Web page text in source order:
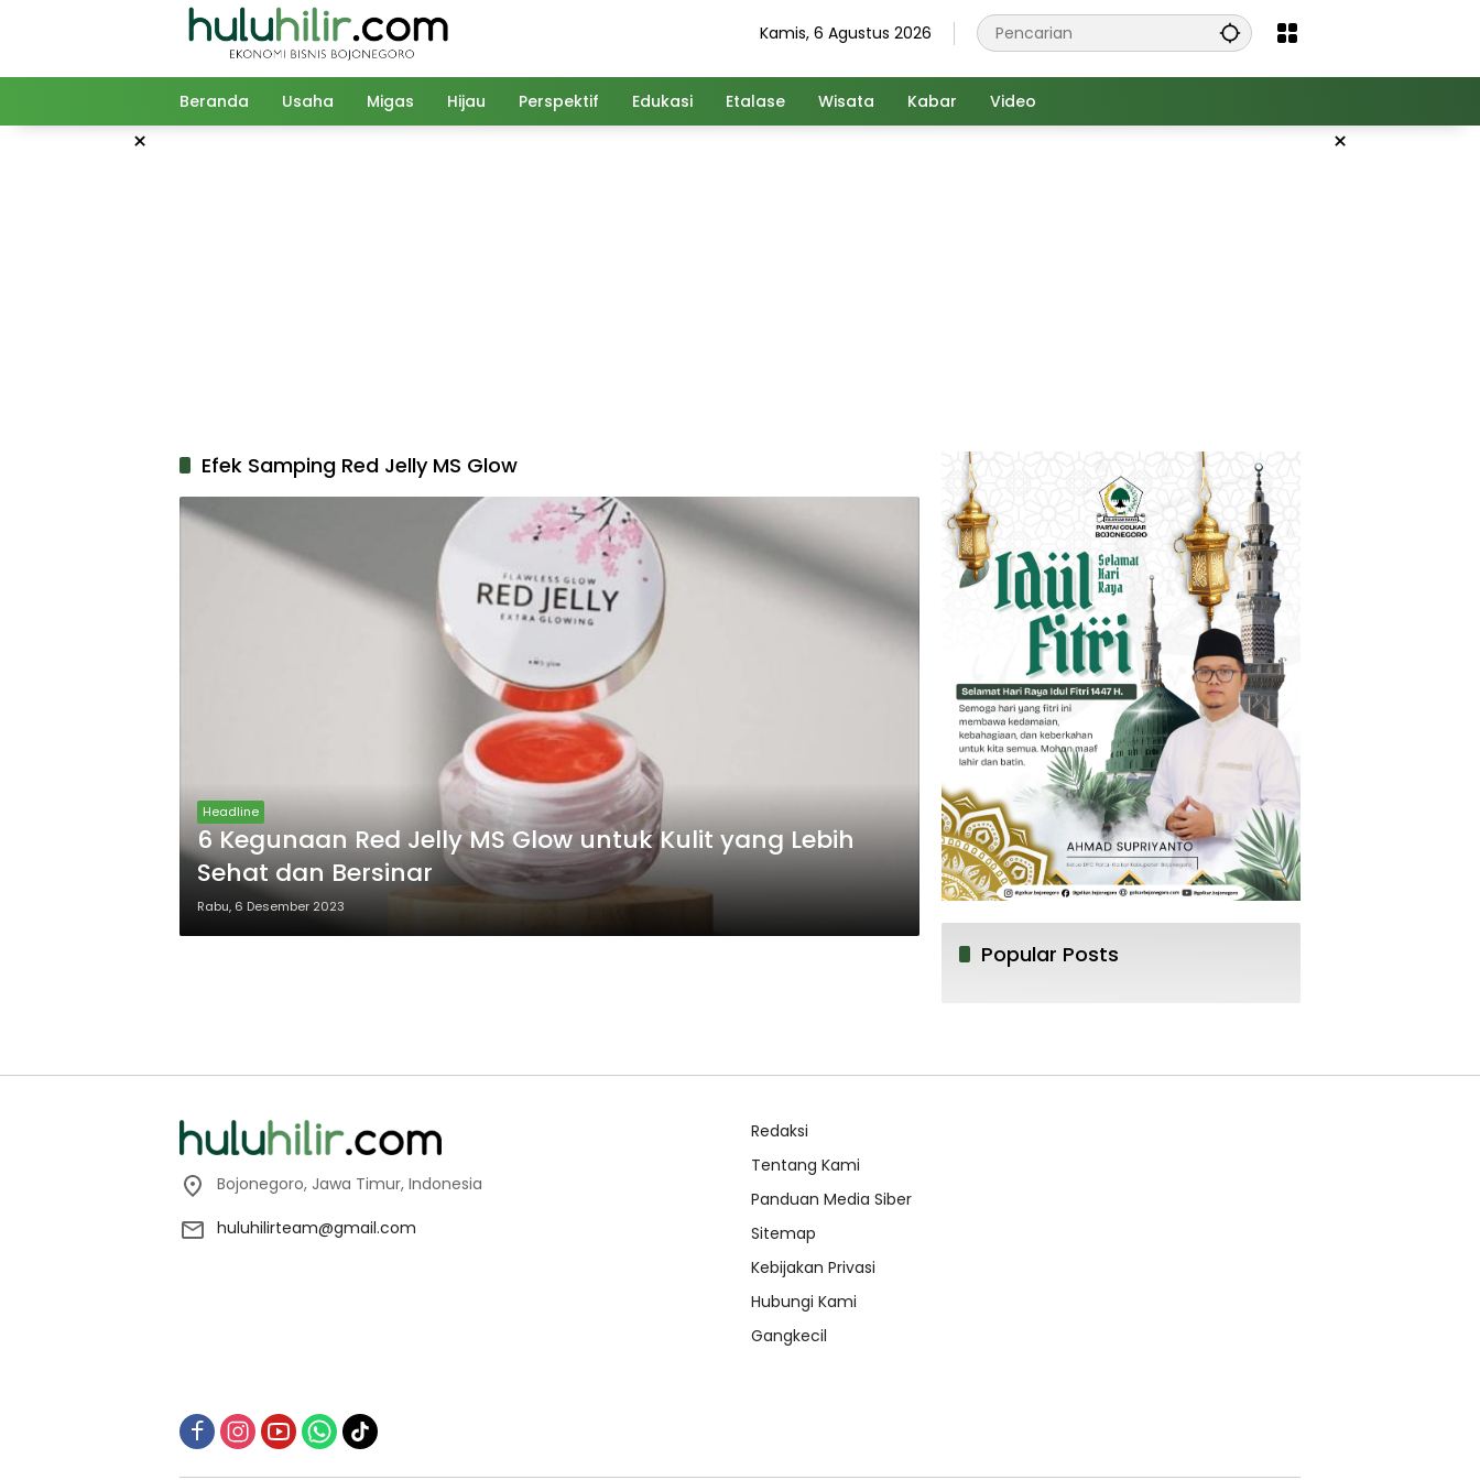
Kamis, 6 Agustus 2026
Beranda Usaha Migas Hijau Perspektif Edukasi Etalase Wisata Kabar Video
× ×
Efek Samping Red Jelly MS Glow
Headline
6 Kegunaan Red Jelly MS Glow untuk Kulit yang Lebih
Sehat dan Bersinar
Rabu, 6 Desember 2023
Popular Posts
Bojonegoro, Jawa Timur, Indonesia
huluhilirteam@gmail.com
Redaksi
Tentang Kami
Panduan Media Siber
Sitemap
Kebijakan Privasi
Hubungi Kami
Gangkecil